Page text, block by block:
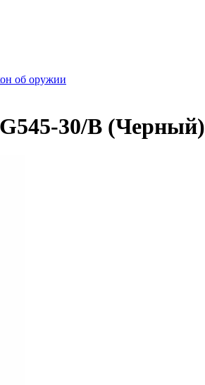
об оружии
30/B (Черный)